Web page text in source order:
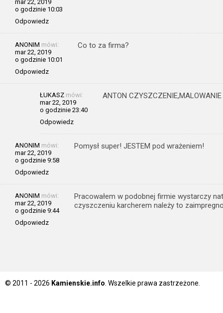
mar 22, 2019
o godzinie 10:03
Odpowiedz
ANONIM mówi:
mar 22, 2019
o godzinie 10:01
Odpowiedz
Co to za firma?
ŁUKASZ mówi:
mar 22, 2019
o godzinie 23:40
Odpowiedz
ANTON
ANONIM mówi:
mar 22, 2019
o godzinie 9:58
Odpowiedz
Pomysł super! JESTEM pod wrażeniem!
ANONIM mówi:
mar 22, 2019
o godzinie 9:44
Odpowiedz
Pracowałem w podobnej firmie wystarczy
czyszczeniu karcherem należy to
© 2011 - 2026 Kamienskie.info . Wszelkie prawa zastrzeżone.